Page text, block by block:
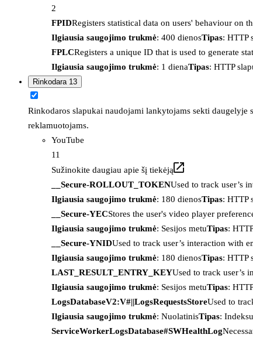
2
FPIDRegisters statistical data on users' behaviour on
Ilgiausia saugojimo trukmė: 400 dienosTipas: HTTP
FPLCRegisters a unique ID that is used to generate
Ilgiausia saugojimo trukmė: 1 dienaTipas: HTTP
Rinkodara 13
Rinkodaros slapukai naudojami lankytojams sekti
reklamuotojams.
YouTube
11
Sužinokite daugiau apie šį tiekėją
__Secure-ROLLOUT_TOKENUsed to track user’s
Ilgiausia saugojimo trukmė: 180 dienosTipas: HTTP
__Secure-YECStores the user's video player
Ilgiausia saugojimo trukmė: Sesijos metuTipas:
__Secure-YNIDUsed to track user’s interaction with
Ilgiausia saugojimo trukmė: 180 dienosTipas: HTTP
LAST_RESULT_ENTRY_KEYUsed to track user’s
Ilgiausia saugojimo trukmė: Sesijos metuTipas:
LogsDatabaseV2:V#||LogsRequestsStoreUsed to
Ilgiausia saugojimo trukmė: NuolatinisTipas:
ServiceWorkerLogsDatabase#SWHealthLog